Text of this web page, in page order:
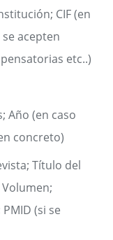
CIF (en
acepten
etc..)
Año (en caso
concreto)
Título del
(si se